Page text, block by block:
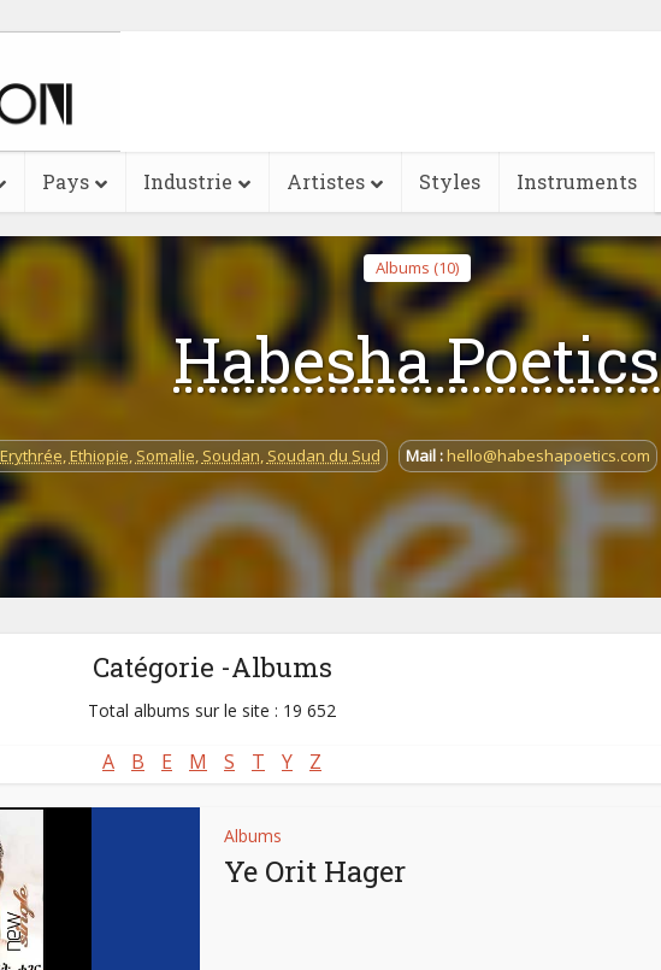
Pays Industrie Artistes Styles Instruments
Albums (10)
Habesha Poetics
Erythrée, Ethiopie, Somalie, Soudan, Soudan du Sud Mail : hello@habeshapoetics.com
Catégorie -Albums
Total albums sur le site : 19 652
A B E M S T Y Z
Albums
Ye Orit Hager